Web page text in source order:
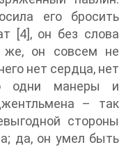
его бросить
[4], он без слова
же, он совсем не
нет сердца, нет
одни манеры и
– так
стороны
да, он умел быть